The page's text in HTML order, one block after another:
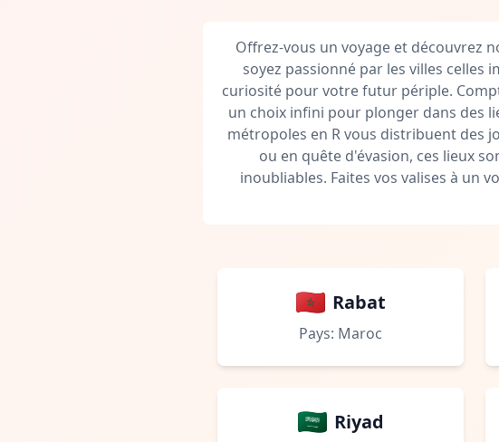
Offrez-vous un voyage et découvrez
soyez passionné par les villes celles
curiosité pour votre futur périple.
un choix infini pour plonger dans des
métropoles en R vous distribuent des
ou en quête d'évasion, ces lieux
inoubliables. Faites vos valises à un
Rabat
Pays: Maroc
Riyad